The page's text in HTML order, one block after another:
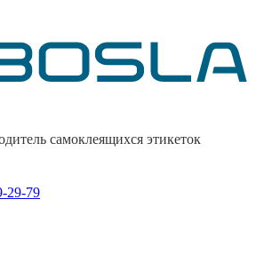
самоклеящихся этикеток
29-79